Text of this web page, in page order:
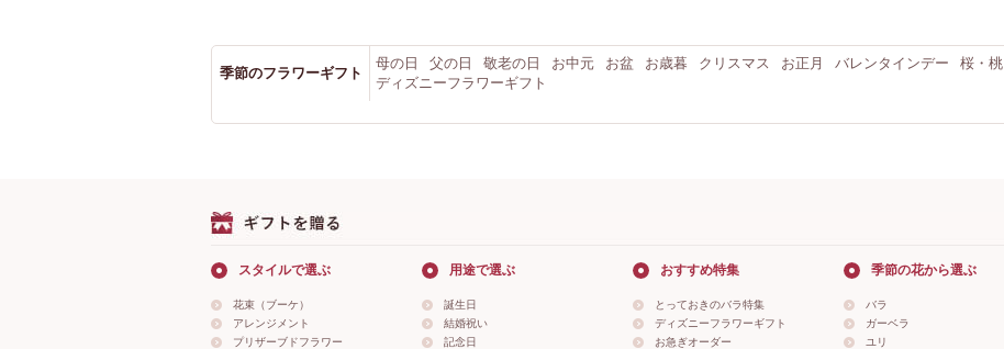
季節のフラワーギフト
母の日 父の日 敬老の日 お中元 お盆 お歳暮 クリスマス お正月 バレンタインデー 桜・桃
ディズニーフラワーギフト
スタイルで選ぶ
花束（ブーケ）
アレンジメント
プリザーブドフラワー
用途で選ぶ
誕生日
結婚祝い
記念日
おすすめ特集
とっておきのバラ特集
ディズニーフラワーギフト
お急ぎオーダー
季節の花から選ぶ
バラ
ガーベラ
ユリ